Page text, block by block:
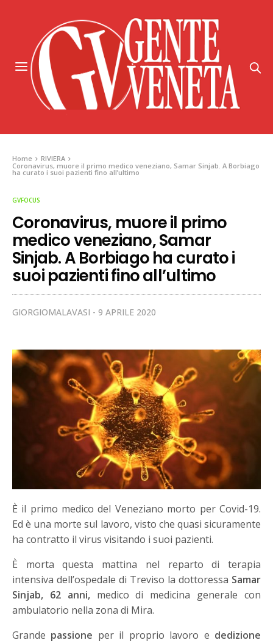
Home
RIVIERA
Coronavirus, muore il primo medico veneziano, Samar Sinjab. A Borbiago
ha curato i suoi pazienti fino all’ultimo
GVFOCUS
Coronavirus, muore il primo
medico veneziano, Samar
Sinjab. A Borbiago ha curato i
suoi pazienti fino all’ultimo
GIORGIOMALAVASI 9 APRILE 2020
È il primo medico del Veneziano morto per Covid-19.
Ed è una morte sul lavoro, visto che quasi sicuramente
ha contratto il virus visitando i suoi pazienti.
È morta questa mattina nel reparto di terapia
intensiva dell’ospedale di Treviso la dottoressa Samar
Sinjab, 62 anni,medico di medicina generale con
ambulatorio nella zona di Mira.
Grande passione per il proprio lavoro e dedizione